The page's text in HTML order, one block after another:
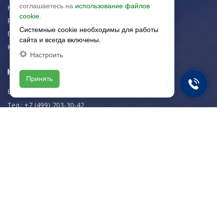
Новости
Рекомендации
Портфолио
Контакты
Контактная информация
E-mail:
Тел.: +7 (499) 703-30-42
соглашаетесь на использование файлов
cookie.
Системные cookie необходимы для работы
сайта и всегда включены.
Настроить
Принять